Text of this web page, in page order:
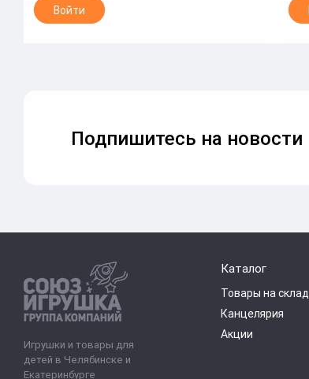
Войти
Подпишитесь на новости
Игрушки и товары для
детей в Челябинске и
Екатеринбурге
Каталог
Товары на
Канцелярия
Акции